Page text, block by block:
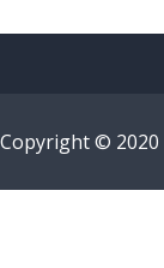
Copyright © 2020